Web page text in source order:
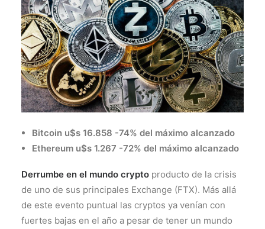
Bitcoin u$s 16.858 -74% del máximo alcanzado
Ethereum u$s 1.267 -72% del máximo alcanzado
Derrumbe en el mundo crypto producto de la crisis
de uno de sus principales Exchange (FTX). Más allá
de este evento puntual las cryptos ya venían con
fuertes bajas en el año a pesar de tener un mundo